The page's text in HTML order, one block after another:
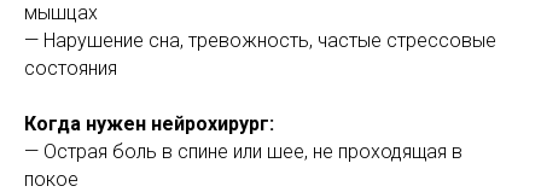
мышцах
— Нарушение сна, тревожность, частые стрессовые
состояния
Когда нужен нейрохирург:
— Острая боль в спине или шее, не проходящая в
покое